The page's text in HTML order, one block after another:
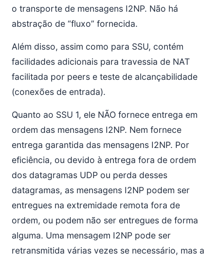
o transporte de mensagens I2NP. Não há
abstração de “fluxo” fornecida.
Além disso, assim como para SSU, contém
facilidades adicionais para travessia de NAT
facilitada por peers e teste de alcançabilidade
(conexões de entrada).
Quanto ao SSU 1, ele NÃO fornece entrega em
ordem das mensagens I2NP. Nem fornece
entrega garantida das mensagens I2NP. Por
eficiência, ou devido à entrega fora de ordem
dos datagramas UDP ou perda desses
datagramas, as mensagens I2NP podem ser
entregues na extremidade remota fora de
ordem, ou podem não ser entregues de forma
alguma. Uma mensagem I2NP pode ser
retransmitida várias vezes se necessário, mas a